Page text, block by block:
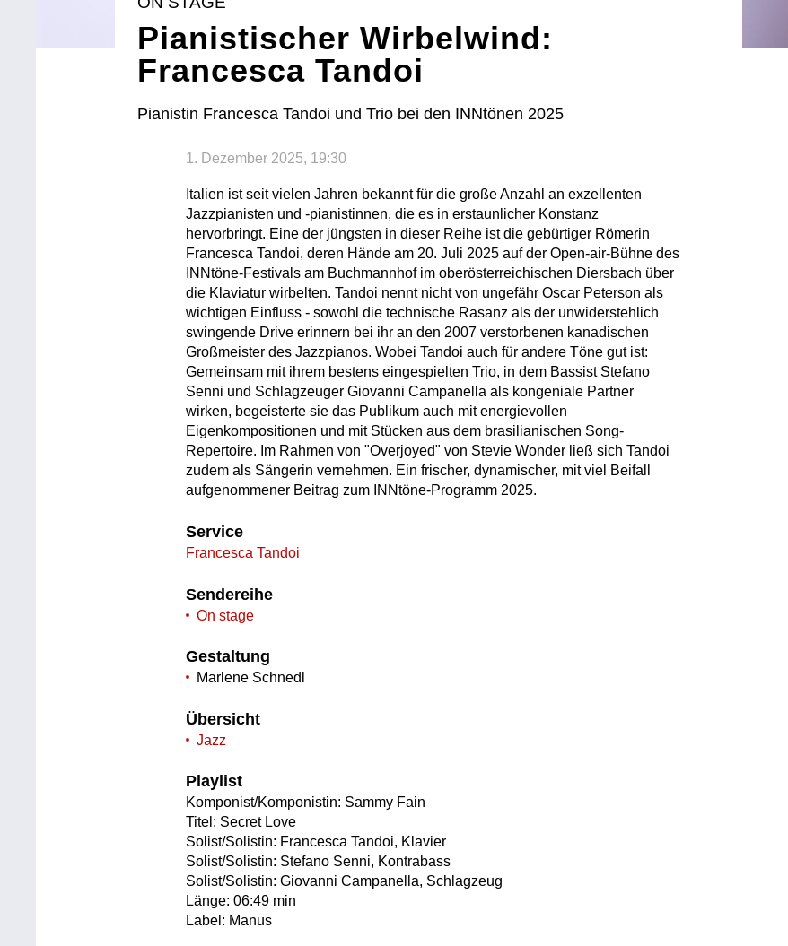
Pianistischer Wirbelwind:
Francesca Tandoi
Pianistin Francesca Tandoi und Trio bei den INNtönen 2025
1. Dezember 2025, 19:30
Italien ist seit vielen Jahren bekannt für die große Anzahl an exzellenten
Jazzpianisten und -pianistinnen, die es in erstaunlicher Konstanz
hervorbringt. Eine der jüngsten in dieser Reihe ist die gebürtiger Römerin
Francesca Tandoi, deren Hände am 20. Juli 2025 auf der Open-air-Bühne des
INNtöne-Festivals am Buchmannhof im oberösterreichischen Diersbach über
die Klaviatur wirbelten. Tandoi nennt nicht von ungefähr Oscar Peterson als
wichtigen Einfluss - sowohl die technische Rasanz als der unwiderstehlich
swingende Drive erinnern bei ihr an den 2007 verstorbenen kanadischen
Großmeister des Jazzpianos. Wobei Tandoi auch für andere Töne gut ist:
Gemeinsam mit ihrem bestens eingespielten Trio, in dem Bassist Stefano
Senni und Schlagzeuger Giovanni Campanella als kongeniale Partner
wirken, begeisterte sie das Publikum auch mit energievollen
Eigenkompositionen und mit Stücken aus dem brasilianischen Song-
Repertoire. Im Rahmen von "Overjoyed" von Stevie Wonder ließ sich Tandoi
zudem als Sängerin vernehmen. Ein frischer, dynamischer, mit viel Beifall
aufgenommener Beitrag zum INNtöne-Programm 2025.
Service
Francesca Tandoi
Sendereihe
On stage
Gestaltung
Marlene Schnedl
Übersicht
Jazz
Playlist
Komponist/Komponistin: Sammy Fain
Titel: Secret Love
Solist/Solistin: Francesca Tandoi, Klavier
Solist/Solistin: Stefano Senni, Kontrabass
Solist/Solistin: Giovanni Campanella, Schlagzeug
Länge: 06:49 min
Label: Manus